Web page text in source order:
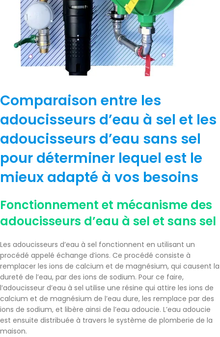
Comparaison entre les
adoucisseurs d’eau à sel et les
adoucisseurs d’eau sans sel
pour déterminer lequel est le
mieux adapté à vos besoins
Fonctionnement et mécanisme des
adoucisseurs d’eau à sel et sans sel
Les adoucisseurs d’eau à sel fonctionnent en utilisant un
procédé appelé échange d’ions. Ce procédé consiste à
remplacer les ions de calcium et de magnésium, qui causent la
dureté de l’eau, par des ions de sodium. Pour ce faire,
l’adoucisseur d’eau à sel utilise une résine qui attire les ions de
calcium et de magnésium de l’eau dure, les remplace par des
ions de sodium, et libère ainsi de l’eau adoucie. L’eau adoucie
est ensuite distribuée à travers le système de plomberie de la
maison.